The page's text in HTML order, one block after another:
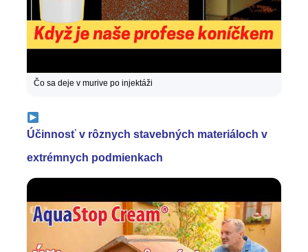
Čo sa deje v murive po injektáži
Účinnosť v rôznych stavebných materiáloch v
extrémnych podmienkach